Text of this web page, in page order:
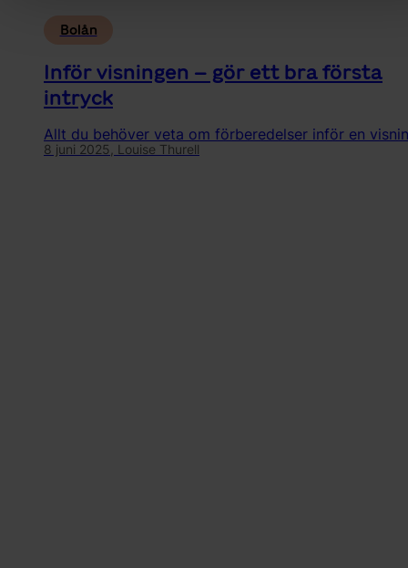
Bolån
Inför visningen – gör ett bra första
intryck
Allt du behöver veta om förberedelser inför en
8 juni 2025, Louise Thurell